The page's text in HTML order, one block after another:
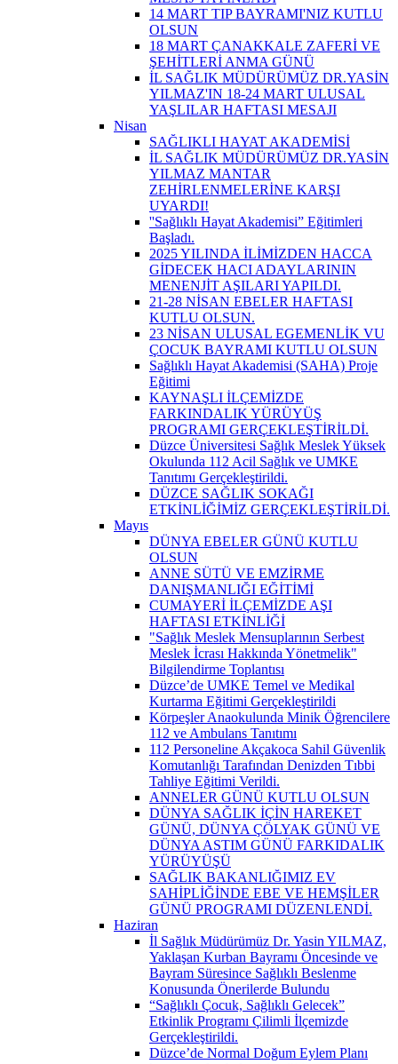
14 MART TIP BAYRAMI'NIZ KUTLU
OLSUN
18 MART ÇANAKKALE ZAFERİ VE
ŞEHİTLERİ ANMA GÜNÜ
İL SAĞLIK MÜDÜRÜMÜZ DR.YASİN
YILMAZ'IN 18-24 MART ULUSAL
YAŞLILAR HAFTASI MESAJI
Nisan
SAĞLIKLI HAYAT AKADEMİSİ
İL SAĞLIK MÜDÜRÜMÜZ DR.YASİN
YILMAZ MANTAR
ZEHİRLENMELERİNE KARŞI
UYARDI!
''Sağlıklı Hayat Akademisi” Eğitimleri
Başladı.
2025 YILINDA İLİMİZDEN HACCA
GİDECEK HACI ADAYLARININ
MENENJİT AŞILARI YAPILDI.
21-28 NİSAN EBELER HAFTASI
KUTLU OLSUN.
23 NİSAN ULUSAL EGEMENLİK VU
ÇOCUK BAYRAMI KUTLU OLSUN
Sağlıklı Hayat Akademisi (SAHA) Proje
Eğitimi
KAYNAŞLI İLÇEMİZDE
FARKINDALIK YÜRÜYÜŞ
PROGRAMI GERÇEKLEŞTİRİLDİ.
Düzce Üniversitesi Sağlık Meslek Yüksek
Okulunda 112 Acil Sağlık ve UMKE
Tanıtımı Gerçekleştirildi.
DÜZCE SAĞLIK SOKAĞI
ETKİNLİĞİMİZ GERÇEKLEŞTİRİLDİ.
Mayıs
DÜNYA EBELER GÜNÜ KUTLU
OLSUN
ANNE SÜTÜ VE EMZİRME
DANIŞMANLIĞI EĞİTİMİ
CUMAYERİ İLÇEMİZDE AŞI
HAFTASI ETKİNLİĞİ
"Sağlık Meslek Mensuplarının Serbest
Meslek İcrası Hakkında Yönetmelik"
Bilgilendirme Toplantısı
Düzce’de UMKE Temel ve Medikal
Kurtarma Eğitimi Gerçekleştirildi
Körpeşler Anaokulunda Minik Öğrencilere
112 ve Ambulans Tanıtımı
112 Personeline Akçakoca Sahil Güvenlik
Komutanlığı Tarafından Denizden Tıbbi
Tahliye Eğitimi Verildi.
ANNELER GÜNÜ KUTLU OLSUN
DÜNYA SAĞLIK İÇİN HAREKET
GÜNÜ, DÜNYA ÇÖLYAK GÜNÜ VE
DÜNYA ASTIM GÜNÜ FARKIDALIK
YÜRÜYÜŞÜ
SAĞLIK BAKANLIĞIMIZ EV
SAHİPLİĞİNDE EBE VE HEMŞİLER
GÜNÜ PROGRAMI DÜZENLENDİ.
Haziran
İl Sağlık Müdürümüz Dr. Yasin YILMAZ,
Yaklaşan Kurban Bayramı Öncesinde ve
Bayram Süresince Sağlıklı Beslenme
Konusunda Önerilerde Bulundu
“Sağlıklı Çocuk, Sağlıklı Gelecek”
Etkinlik Programı Çilimli İlçemizde
Gerçekleştirildi.
Düzce’de Normal Doğum Eylem Planı